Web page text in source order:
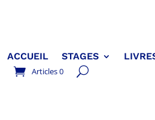
ACCUEIL STAGES
Articles 0